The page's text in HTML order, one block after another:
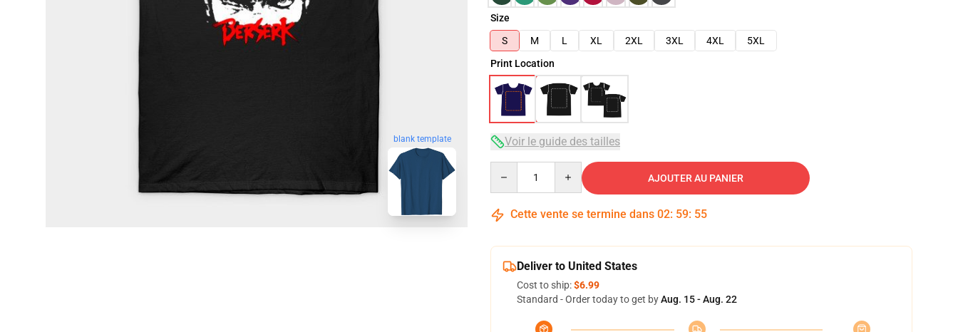
blank template
Size
S
M L XL 2XL 3XL 4XL
5XL
Print Location
Voir le guide des tailles
AJOUTER AU PANIER
Cette vente se termine dans 02: 59: 54
Deliver to United States
Cost to ship:$6.99
Standard - Order today to get byAug. 15 - Aug. 22